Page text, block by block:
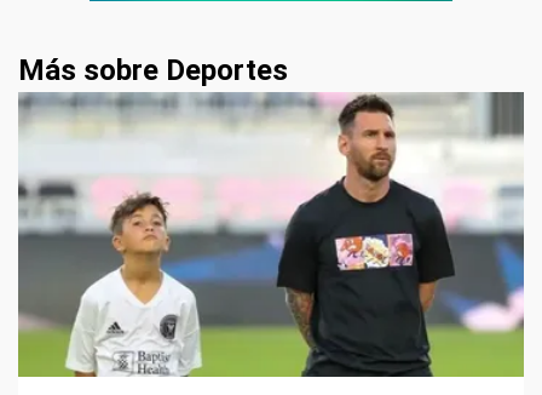
Más sobre Deportes